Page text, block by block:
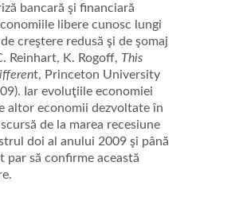
bancară şi financiară
libere cunosc lungi
creştere redusă şi de şomaj
Reinhart, K. Rogoff, This
t, Princeton University
Iar evoluţiile economiei
altor economii dezvoltate în
de la marea recesiune
doi al anului 2009 şi până
par să confirme această